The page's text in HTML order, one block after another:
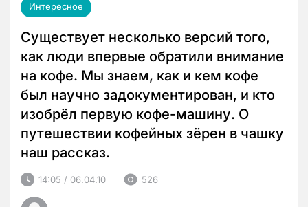
Интересное
Существует несколько версий того,
как люди впервые обратили внимание
на кофе. Мы знаем, как и кем кофе
был научно задокументирован, и кто
изобрёл первую кофе-машину. О
путешествии кофейных зёрен в чашку
наш рассказ.
14:05 / 06.04.10 526